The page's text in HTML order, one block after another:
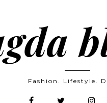
Fashion. Lifestyle.